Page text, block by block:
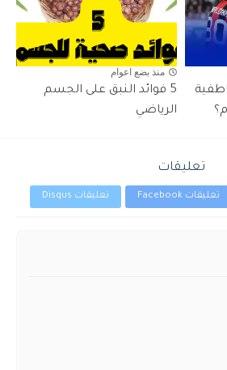
منذ بضع اعوام
5 فوائد النبق على الجسم
الرياضي
تعليقات
تعليقات Facebook تعليقات Disqus